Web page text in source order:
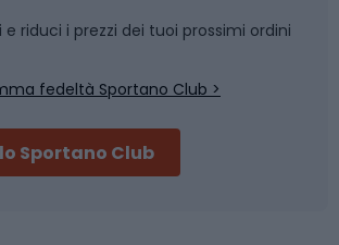
riduci i prezzi dei tuoi prossimi ordini
fedeltà Sportano Club >
Sportano Club